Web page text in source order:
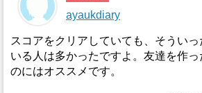
ayaukdiary
スコアをクリアしていても、そうい
いる人は多かったですよ。友達を作
のにはオススメです。